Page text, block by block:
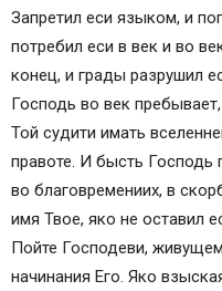
Запретил еси языком, и
потребил еси в век и во
конец, и грады разрушил
Господь во век
Той судити имать
правоте. И бысть
во благовремениих, в
имя Твое, яко не оставил
Пойте Господеви,
начинания Его. Яко